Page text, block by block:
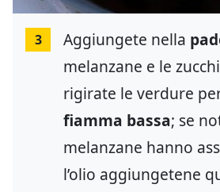
3 Aggiungete nella
melanzane e le
rigirate le verdure
fiamma bassa; se
melanzane hanno
l’olio aggiungetene